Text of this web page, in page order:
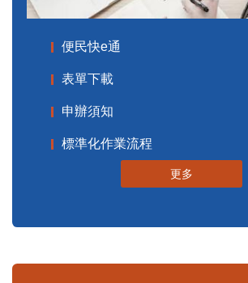
便民快e通
表單下載
申辦須知
標準化作業流程
更多